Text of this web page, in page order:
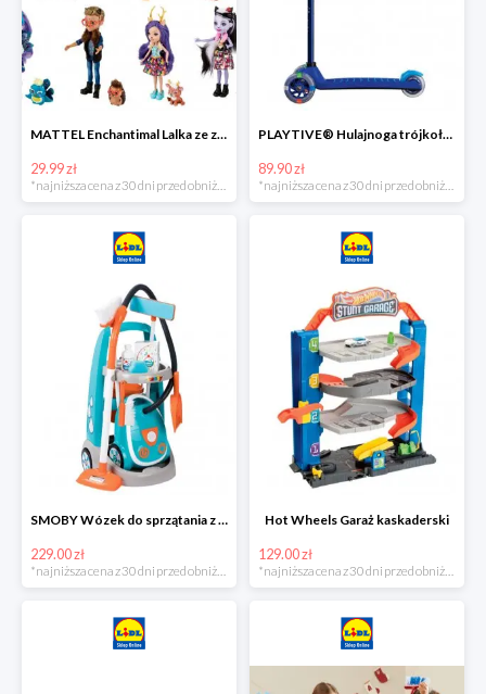
MATTEL Enchantimal Lalka ze zwierzątkiem
29.99 zł
*najniższa cena z 30 dni przed obniżką
PLAYTIVE® Hulajnoga trójkołowa Tri Scooter z diodami LED
89.90 zł
*najniższa cena z 30 dni przed obniżką
SMOBY Wózek do sprzątania z odkurzaczem
229.00 zł
Hot Wheels Garaż kaskaderski
129.00 zł